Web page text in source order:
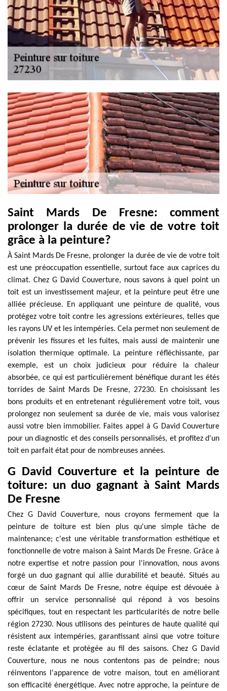
Saint Mards De Fresne: comment
prolonger la durée de vie de votre toit
grâce à la peinture?
À Saint Mards De Fresne, prolonger la durée de vie de votre toit
est une préoccupation essentielle, surtout face aux caprices du
climat. Chez G David Couverture, nous savons à quel point un
toit est un investissement majeur, et la peinture peut être une
alliée précieuse. En appliquant une peinture de qualité, vous
protégez votre toit contre les agressions extérieures, telles que
les rayons UV et les intempéries. Cela permet non seulement de
prévenir les fissures et les fuites, mais aussi de maintenir une
isolation thermique optimale. La peinture réfléchissante, par
exemple, est un choix judicieux pour réduire la chaleur
absorbée, ce qui est particulièrement bénéfique durant les étés
torrides de Saint Mards De Fresne, 27230. En choisissant les
bons produits et en entretenant régulièrement votre toit, vous
prolongez non seulement sa durée de vie, mais vous valorisez
aussi votre bien immobilier. Faites appel à G David Couverture
pour un diagnostic et des conseils personnalisés, et profitez d'un
toit en parfait état pour de nombreuses années.
G David Couverture et la peinture de
toiture: un duo gagnant à Saint Mards
De Fresne
Chez G David Couverture, nous croyons fermement que la
peinture de toiture est bien plus qu'une simple tâche de
maintenance; c'est une véritable transformation esthétique et
fonctionnelle de votre maison à Saint Mards De Fresne. Grâce à
notre expertise et notre passion pour l'innovation, nous avons
forgé un duo gagnant qui allie durabilité et beauté. Situés au
cœur de Saint Mards De Fresne, notre équipe est dévouée à
offrir un service personnalisé qui répond à vos besoins
spécifiques, tout en respectant les particularités de notre belle
région 27230. Nous utilisons des peintures de haute qualité qui
résistent aux intempéries, garantissant ainsi que votre toiture
reste éclatante et protégée au fil des saisons. Chez G David
Couverture, nous ne nous contentons pas de peindre; nous
réinventons l'apparence de votre maison, tout en améliorant
son efficacité énergétique. Avec notre approche, la peinture de